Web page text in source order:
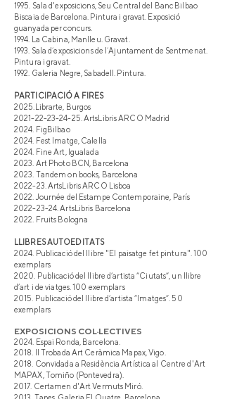
1995. Sala d'exposicions, Seu Central del Banc Bilbao
Biscaia de Barcelona. Pintura i gravat. Exposició
guanyada per concurs.
1994. La Cabina, Manlleu. Gravat.
1993. Sala d´exposicions de l´Ajuntament de Sentmenat.
Pintura i gravat.
1992. Galeria Negre, Sabadell. Pintura.
PARTICIPACIÓ A FIRES
2025.Librarte, Burgos
2021-22-23-24-25 . ArtsLibris ARCO Madrid
2024. FigBilbao
2024. Fest Imatge, Calella
2024. Fine Art, Igualada
2023. Art Photo BCN, Barcelona
2023. Tandem on books, Barcelona
2022-23. ArtsLibris ARCO Lisboa
2022. Journée del Estampe Contemporaine, París
2022-23-24. ArtsLibris Barcelona
2022. Fruits Bologna
LLIBRES AUTOEDITATS
2024. Publicació del llibre "El paisatge fet pintura". 100
exemplars
2020. Publicació del llibre d’artista “Ciutats”, un llibre
d’art i de viatges. 100 exemplars
2015. Publicació del llibre d’artista “Imatges”. 50
exemplars
EXPOSICIONS COL·LECTIVES
2024. Espai Ronda, Barcelona.
2018 . II Trobada Art Ceràmica Mapax, Vigo.
2018 . Convidada a Residència Artística al Centre d'Art
MAPAX, Tomiño (Pontevedra).
2017. Certamen d'Art Vermuts Miró.